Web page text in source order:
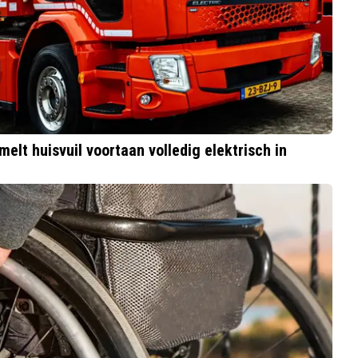
huisvuil voortaan volledig elektrisch in